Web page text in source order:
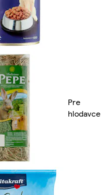
Pre
hlodavce